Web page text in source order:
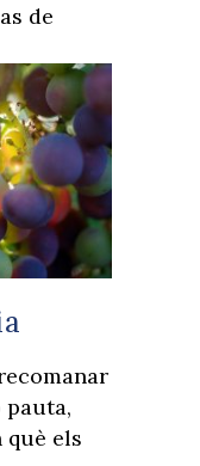
de
què els